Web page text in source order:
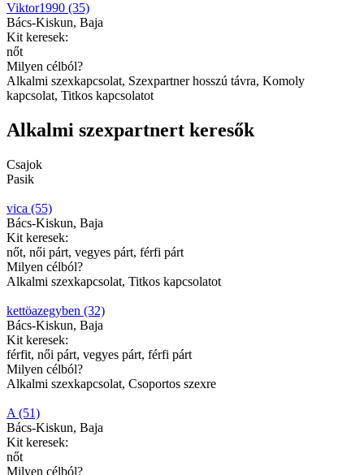
Viktor1990 (35)
Bács-Kiskun, Baja
Kit keresek:
nőt
Milyen célból?
Alkalmi szexkapcsolat, Szexpartner hosszú távra, Komoly
kapcsolat, Titkos kapcsolatot
Alkalmi szexpartnert keresők
Csajok
Pasik
vica (55)
Bács-Kiskun, Baja
Kit keresek:
nőt, női párt, vegyes párt, férfi párt
Milyen célból?
Alkalmi szexkapcsolat, Titkos kapcsolatot
kettöazegyben (32)
Bács-Kiskun, Baja
Kit keresek:
férfit, női párt, vegyes párt, férfi párt
Milyen célból?
Alkalmi szexkapcsolat, Csoportos szexre
A (51)
Bács-Kiskun, Baja
Kit keresek:
nőt
Milyen célból?